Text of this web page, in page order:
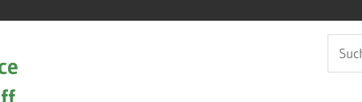
Suchen
nach: